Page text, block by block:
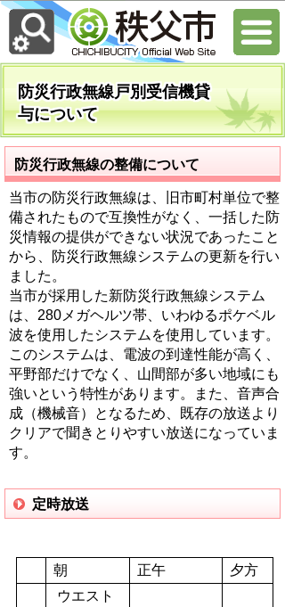
防災行政無線戸別受信機貸
与について
防災行政無線の整備について
当市の防災行政無線は、旧市町村単位で整
備されたもので互換性がなく、一括した防
災情報の提供ができない状況であったこと
から、防災行政無線システムの更新を行い
ました。
当市が採用した新防災行政無線システム
は、280メガヘルツ帯、いわゆるポケベル
波を使用したシステムを使用しています。
このシステムは、電波の到達性能が高く、
平野部だけでなく、山間部が多い地域にも
強いという特性があります。また、音声合
成（機械音）となるため、既存の放送より
クリアで聞きとりやすい放送になっていま
す。
定時放送
朝 正午 夕方
ウエスト